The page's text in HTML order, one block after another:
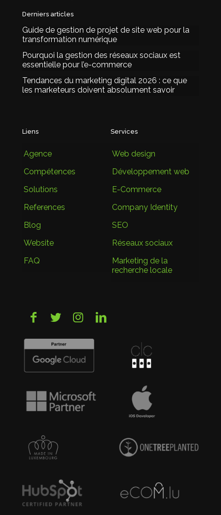
Derniers articles
Guide de gestion de projet de site web pour la
transformation numérique
Pourquoi la gestion des réseaux sociaux est
essentielle pour l’e-commerce
Tendances du marketing digital 2026 : ce que
les marketeurs doivent absolument savoir
Liens
Agence
Compétences
Solutions
References
Blog
Website
FAQ
Services
Web design
Développement web
E-Commerce
Company Identity
SEO
Réseaux sociaux
Marketing de la
recherche locale